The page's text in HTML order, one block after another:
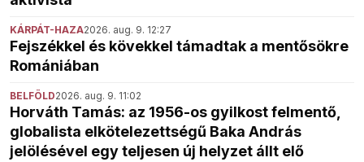
KÁRPÁT-HAZA2026. aug. 9. 12:27
Fejszékkel és kövekkel támadtak a mentősökre
Romániában
BELFÖLD2026. aug. 9. 11:02
Horváth Tamás: az 1956-os gyilkost felmentő,
globalista elkötelezettségű Baka András
jelölésével egy teljesen új helyzet állt elő